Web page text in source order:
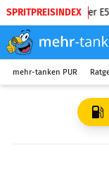
SPRITPREISINDEX
Diesel Super E5
mehr-tanken PUR